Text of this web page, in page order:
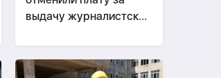
выдачу журналистских